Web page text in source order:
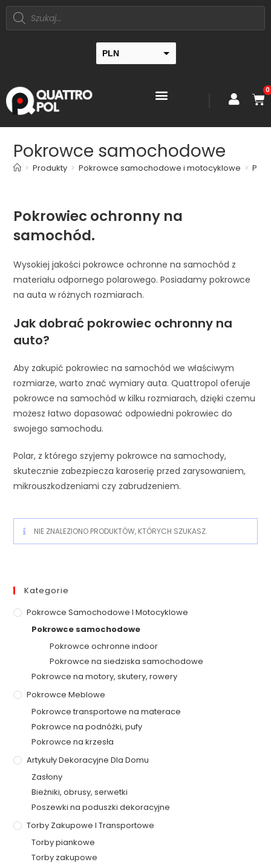
PLN
0
Pokrowce samochodowe
> Produkty > Pokrowce samochodowe i motocyklowe >
Pokrowiec ochronny na
samochód.
Wysokiej jakości pokrowce ochronne na samochód z
materiału odpornego polarowego. Posiadamy pokrowce
na auta w różnych rozmiarach.
Jak dobrać pokrowiec ochronny na
auto?
Aby zakupić pokrowiec na samochód we właściwym
rozmiarze, warto znać wymiary auta. Quattropol oferuje
pokrowce na samochód w kilku rozmiarach, dzięki czemu
możesz łatwo dopasować odpowiedni pokrowiec do
swojego samochodu.
Polar, z którego szyjemy pokrowce na samochody,
skutecznie zabezpiecza karoserię przed zarysowaniem,
mikrouszkodzeniami czy zabrudzeniem.
NIE ZNALEZIONO PRODUKTÓW, KTÓRYCH SZUKASZ.
Kategorie
Pokrowce Samochodowe I Motocyklowe
Pokrowce samochodowe
Pokrowce ochronne indoor
Pokrowce na siedziska samochodowe
Pokrowce na motory, skutery, rowery
Pokrowce Meblowe
Pokrowce transportowe na materace
Pokrowce na podnóżki, pufy
Pokrowce na krzesła
Artykuły Dekoracyjne Dla Domu
Zasłony
Bieżniki, obrusy, serwetki
Poszewki na poduszki dekoracyjne
Torby Zakupowe I Transportowe
Torby piankowe
Torby zakupowe